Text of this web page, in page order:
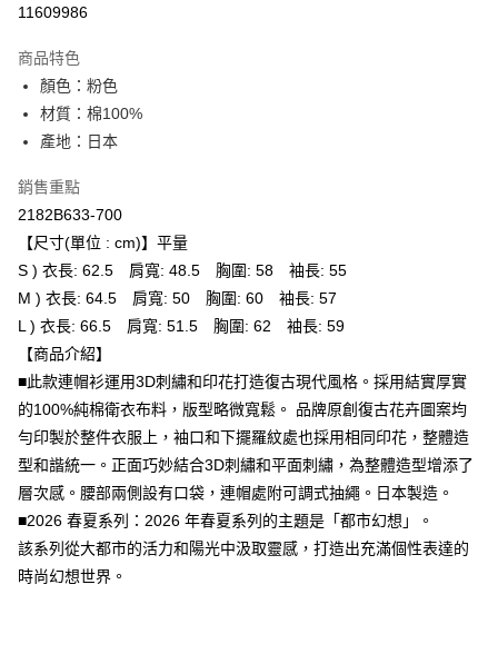
運送方式
全家取貨付款
每筆NT$80，滿NT$6,000(含以上)免運費
萊爾富取貨付款
每筆NT$80，滿NT$6,000(含以上)免運費
付款後萊爾富取貨
每筆NT$80，滿NT$6,000(含以上)免運費
7-11取貨付款
每筆NT$80，滿NT$6,000(含以上)免運費
付款後7-11取貨
每筆NT$80，滿NT$6,000(含以上)免運費
宅配
每筆NT$120，滿NT$6,000(含以上)免運費
11609986
商品特色
顏色：粉色
材質：棉100%
產地：日本
銷售重點
2182B633-700
【尺寸(單位 : cm)】平量
S ) 衣長: 62.5 肩寬: 48.5 胸圍: 58 袖長: 55
M ) 衣長: 64.5 肩寬: 50 胸圍: 60 袖長: 57
L ) 衣長: 66.5 肩寬: 51.5 胸圍: 62 袖長: 59
【商品介紹】
■此款連帽衫運用3D刺繡和印花打造復古現代風格。採用結實厚實
的100%純棉衛衣布料，版型略微寬鬆。 品牌原創復古花卉圖案均
勻印製於整件衣服上，袖口和下擺羅紋處也採用相同印花，整體造
型和諧統一。正面巧妙結合3D刺繡和平面刺繡，為整體造型增添了
層次感。腰部兩側設有口袋，連帽處附可調式抽繩。日本製造。
■2026 春夏系列：2026 年春夏系列的主題是「都市幻想」。
該系列從大都市的活力和陽光中汲取靈感，打造出充滿個性表達的
時尚幻想世界。